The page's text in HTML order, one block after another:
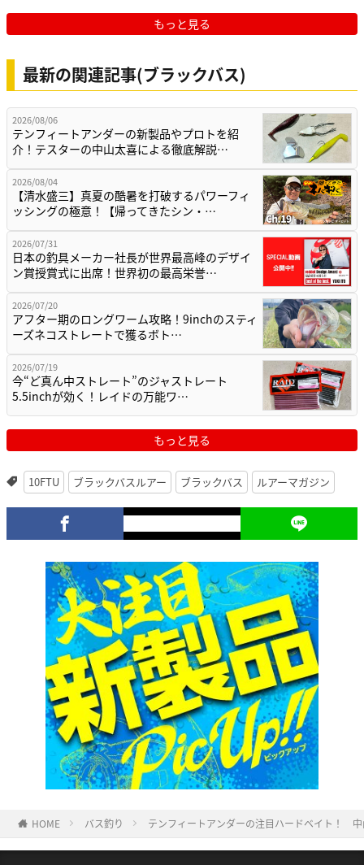
もっと見る
最新の関連記事(ブラックバス)
2026/08/06
テンフィートアンダーの新製品やプロトを紹
介！テスターの中山太喜による徹底解説…
2026/08/04
【清水盛三】真夏の酷暑を打破するパワーフィ
ッシングの極意！【帰ってきたシン・…
2026/07/31
日本の釣具メーカー社長が世界最高峰のデザイ
ン賞授賞式に出席！世界初の最高栄誉…
2026/07/20
アフター期のロングワーム攻略！9inchのスティ
ーズネコストレートで獲るボト…
2026/07/19
今“ど真ん中ストレート”のジャストレート
5.5inchが効く！レイドの万能ワ…
もっと見る
10FTU ブラックバスルアー ブラックバス ルアーマガジン
HOME バス釣り テンフィートアンダーの注目ハードベイト！